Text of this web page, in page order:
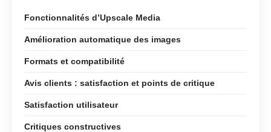
Fonctionnalités d’Upscale Media
Amélioration automatique des images
Formats et compatibilité
Avis clients : satisfaction et points de critique
Satisfaction utilisateur
Critiques constructives